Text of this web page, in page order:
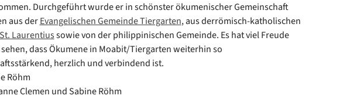
Durchgeführt wurde er in schönster ökumenischer Gemeinschaft
aus derEvangelischen Gemeinde Tiergarten, aus derrömisch-katholischen
St. Laurentiussowie von der philippinischen Gemeinde. Es hat viel Freude
dass Ökumene in Moabit/Tiergarten weiterhin so
herzlich und verbindend ist.
Röhm
Clemen und Sabine Röhm